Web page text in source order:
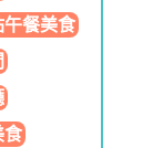
午餐美食
食